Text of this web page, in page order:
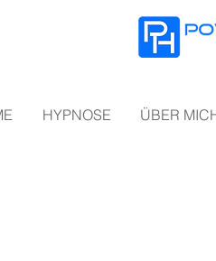
HYPNOSE ÜBER